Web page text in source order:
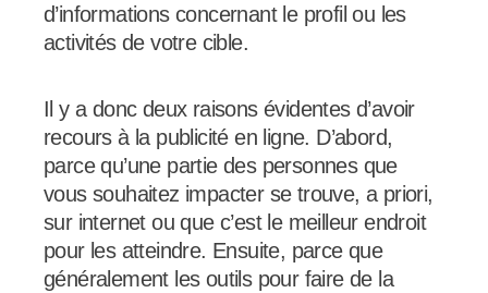
d’informations concernant le profil ou les
activités de votre cible.
Il y a donc deux raisons évidentes d’avoir
recours à la publicité en ligne. D’abord,
parce qu’une partie des personnes que
vous souhaitez impacter se trouve, a priori,
sur internet ou que c’est le meilleur endroit
pour les atteindre. Ensuite, parce que
généralement les outils pour faire de la